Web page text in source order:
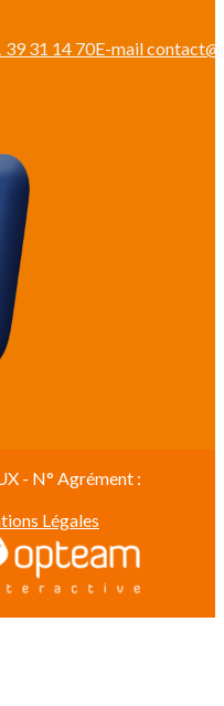
39 31 14 70E-mail
- N° Agrément :
Légales